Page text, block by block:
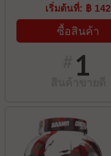
เริ่มต้นที่: ฿ 142
ซื้อสินค้า
1